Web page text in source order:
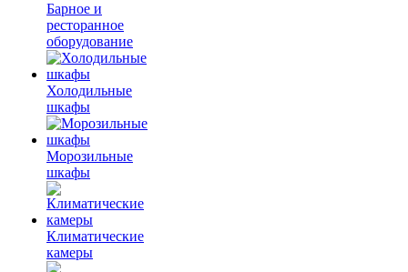
Барное и
ресторанное
оборудование
Холодильные
шкафы
Морозильные
шкафы
Климатические
камеры